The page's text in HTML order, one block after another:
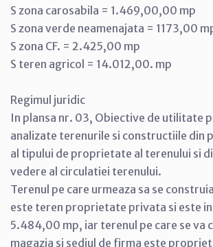
S zona carosabila = 1.469,00,00 mp
S zona verde neamenajata = 1173,00
S zona CF. = 2.425,00 mp
S teren agricol = 14.012,00. mp
Regimul juridic
In plansa nr. 03, Obiective de utilitate
analizate terenurile si constructiile din
al tipului de proprietate al terenului si
vedere al circulatiei terenului.
Terenul pe care urmeaza sa se
este teren proprietate privata si este
5.484,00 mp, iar terenul pe care se va
magazia si sediul de firma este